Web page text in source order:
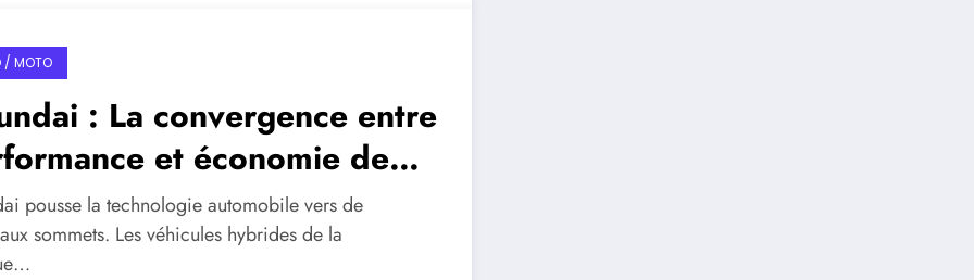
/ MOTO
: La convergence entre
et économie de
pousse la technologie automobile vers de
sommets. Les véhicules hybrides de la